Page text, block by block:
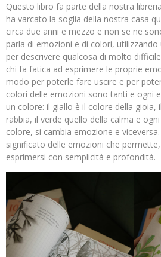
Questo libro fa parte della nostra
ha varcato la soglia della nostra casa
circa due anni e mezzo e non se ne
parla di emozioni e di colori, utilizzando
per descrivere qualcosa di molto
chi fa fatica ad esprimere le proprie
modo per poterle fare uscire e per
colori delle emozioni sono tanti e ogni
un colore: il giallo è il colore della gioia,
rabbia, il verde quello della calma e
colore, si cambia emozione e
significato delle emozioni che
esprimersi con semplicità e profondità.